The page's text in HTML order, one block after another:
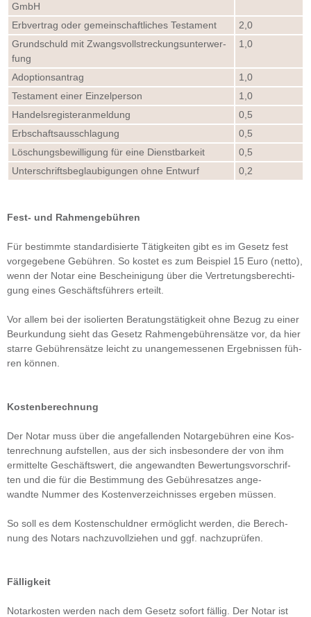
GmbH
Erb­ver­trag oder gemein­schaft­li­ches Tes­ta­ment
2,0
Grund­schuld mit Zwangs­voll­stre­ckungs­un­ter­wer­
fung
1,0
Adop­ti­ons­an­trag
1,0
Tes­ta­ment einer Ein­zel­per­son
1,0
Han­dels­re­gis­ter­an­mel­dung
0,5
Erb­schafts­aus­schla­gung
0,5
Löschungs­be­wil­li­gung für eine Dienst­bar­keit
0,5
Unter­schrifts­be­glau­bi­gun­gen ohne Ent­wurf
0,2
Fest- und Rah­men­ge­büh­ren
Für bestimmte stan­dar­di­sierte Tätig­kei­ten gibt es im Gesetz fest
vor­ge­ge­bene Gebüh­ren. So kos­tet es zum Bei­spiel 15 Euro (netto),
wenn der Notar eine Beschei­ni­gung über die Ver­tre­tungs­be­rech­ti­
gung eines Geschäfts­füh­rers erteilt.
Vor allem bei der iso­lier­ten Bera­tungs­tä­tig­keit ohne Bezug zu einer
Beur­kun­dung sieht das Gesetz Rah­men­ge­büh­ren­sätze vor, da hier
starre Gebüh­ren­sätze leicht zu unan­ge­mes­se­nen Ergeb­nis­sen füh­
ren kön­nen.
Kos­ten­be­rech­nung
Der Notar muss über die ange­fal­len­den Notar­ge­büh­ren eine Kos­
ten­rech­nung auf­stel­len, aus der sich ins­be­son­dere der von ihm
ermit­telte Geschäfts­wert, die ange­wand­ten Bewer­tungs­vor­schrif­
ten und die für die Bestim­mung des Gebüh­re­sat­zes ange­
wandte Num­mer des Kos­ten­ver­zeich­nis­ses erge­ben müs­sen.
So soll es dem Kos­ten­schuld­ner ermög­licht wer­den, die Berech­
nung des Notars nach­zu­voll­zie­hen und ggf. nach­zu­prü­fen.
Fäl­lig­keit
Notar­kos­ten wer­den nach dem Gesetz sofort fäl­lig. Der Notar ist